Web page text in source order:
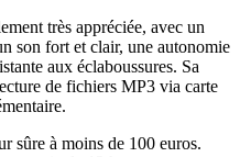
très appréciée, avec un
son fort et clair, une autonomie
aux éclaboussures. Sa
de fichiers MP3 via carte
sûre à moins de 100 euros.